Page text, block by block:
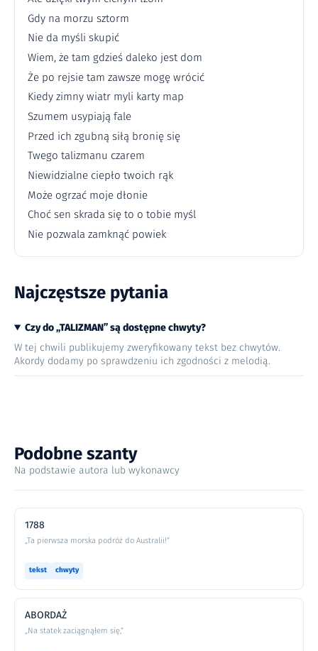
Gdy na morzu sztorm
Nie da myśli skupić
Wiem, że tam gdzieś daleko jest dom
Że po rejsie tam zawsze mogę wrócić
Kiedy zimny wiatr myli karty map
Szumem usypiają fale
Przed ich zgubną siłą bronię się
Twego talizmanu czarem
Niewidzialne ciepło twoich rąk
Może ogrzać moje dłonie
Choć sen skrada się to o tobie myśl
Nie pozwala zamknąć powiek
Najczęstsze pytania
Czy do „TALIZMAN” są dostępne chwyty?
W tej chwili publikujemy zweryfikowany tekst bez chwytów.
Akordy dodamy po sprawdzeniu ich zgodności z melodią.
Podobne szanty
Na podstawie autora lub wykonawcy
1788
„Ta pierwsza morska podróż do Australii!”
tekst chwyty
ABORDAŻ
„Na statek zaciągnąłem się,”